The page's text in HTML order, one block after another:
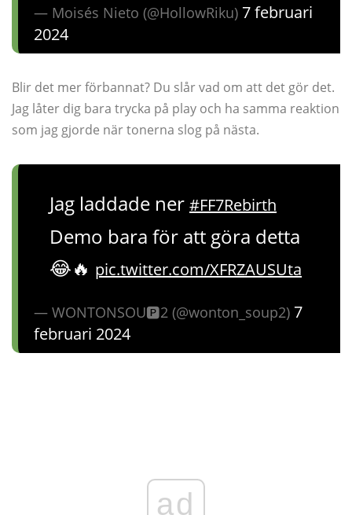
— Moisés Nieto (@HollowRiku) 7 februari
2024
Blir det mer förbannat? Du slår vad om att det gör det.
Jag låter dig bara trycka på play och ha samma reaktion
som jag gjorde när tonerna slog på nästa.
Jag laddade ner #FF7Rebirth
Demo bara för att göra detta
😂🔥 pic.twitter.com/XFRZAUSUta
— WONTONSOU🅿️2 (@wonton_soup2) 7
februari 2024
ad